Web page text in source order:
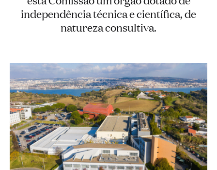
independência técnica e científica, de
natureza consultiva.